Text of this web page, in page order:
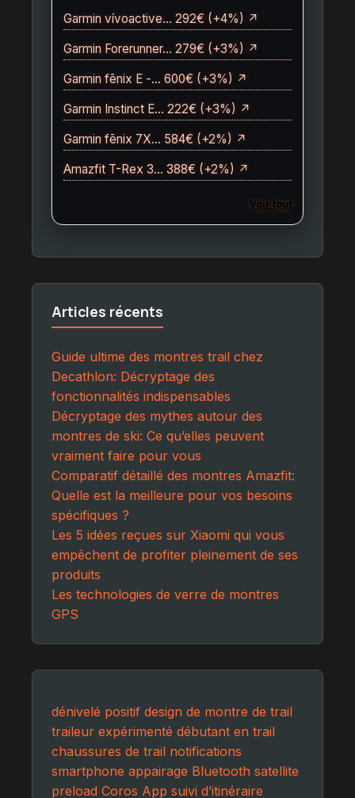
Garmin vívoactive… 292€ (+4%) ↗
Garmin Forerunner… 279€ (+3%) ↗
Garmin fēnix E -… 600€ (+3%) ↗
Garmin Instinct E… 222€ (+3%) ↗
Garmin fēnix 7X… 584€ (+2%) ↗
Amazfit T-Rex 3… 388€ (+2%) ↗
Voir tout
Articles récents
Guide ultime des montres trail chez
Decathlon: Décryptage des
fonctionnalités indispensables
Décryptage des mythes autour des
montres de ski: Ce qu’elles peuvent
vraiment faire pour vous
Comparatif détaillé des montres Amazfit:
Quelle est la meilleure pour vos besoins
spécifiques ?
Les 5 idées reçues sur Xiaomi qui vous
empêchent de profiter pleinement de ses
produits
Les technologies de verre de montres
GPS
dénivelé positif design de montre de trail
traileur expérimenté débutant en trail
chaussures de trail notifications
smartphone appairage Bluetooth satellite
preload Coros App suivi d’itinéraire